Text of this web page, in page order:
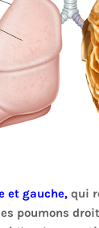
et gauche, qui
poumons